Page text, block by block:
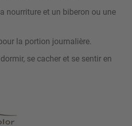
nourriture et un biberon ou une
la portion journalière.
se cacher et se sentir en